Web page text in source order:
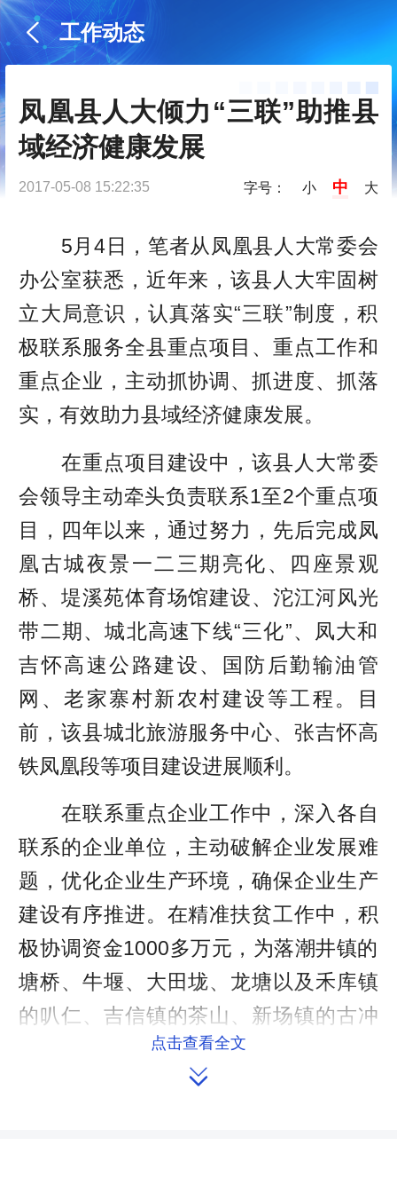
工作动态
凤凰县人大倾力“三联”助推县
域经济健康发展
2017-05-08 15:22:35 字号： 小 中 大
5月4日，笔者从凤凰县人大常委会
办公室获悉，近年来，该县人大牢固树
立大局意识，认真落实“三联”制度，积
极联系服务全县重点项目、重点工作和
重点企业，主动抓协调、抓进度、抓落
实，有效助力县域经济健康发展。
在重点项目建设中，该县人大常委
会领导主动牵头负责联系1至2个重点项
目，四年以来，通过努力，先后完成凤
凰古城夜景一二三期亮化、四座景观
桥、堤溪苑体育场馆建设、沱江河风光
带二期、城北高速下线“三化”、凤大和
吉怀高速公路建设、国防后勤输油管
网、老家寨村新农村建设等工程。目
前，该县城北旅游服务中心、张吉怀高
铁凤凰段等项目建设进展顺利。
在联系重点企业工作中，深入各自
联系的企业单位，主动破解企业发展难
题，优化企业生产环境，确保企业生产
建设有序推进。在精准扶贫工作中，积
极协调资金1000多万元，为落潮井镇的
塘桥、牛堰、大田垅、龙塘以及禾库镇
的叭仁、吉信镇的茶山、新场镇的古冲
等10多个村，办了一批实事，建了一批
产业，促进精准扶贫工作的深入落实。
点击查看全文
